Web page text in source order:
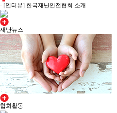
· [인터뷰] 한국재난안전협회 소개
재난뉴스
협회활동